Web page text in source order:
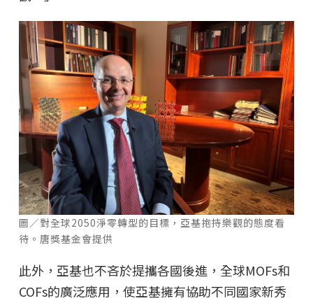
圖／對全球2050淨零轉型的目標，亞基抱持樂觀的態度看
待。唐獎基金會提供
此外，亞基也不吝於提攜各國後進，全球MOFs和
COFs的廣泛應用，使亞基擁有協助不同國家新秀